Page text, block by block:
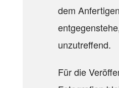
dem
unzutreffend.
Für die